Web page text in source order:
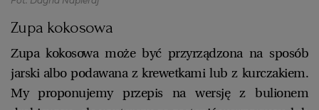
Zupa kokosowa
Zupa kokosowa może być przyrządzona na sposób
jarski albo podawana z krewetkami lub z kurczakiem.
My proponujemy przepis na wersję z bulionem